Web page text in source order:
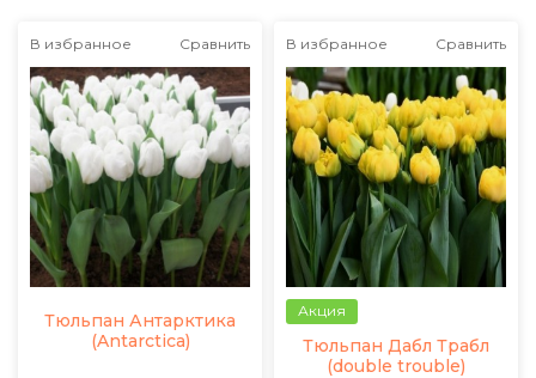
В избранное Сравнить
Тюльпан Антарктика
(Antarctica)
В избранное Сравнить
Акция
Тюльпан Дабл Трабл
(double trouble)